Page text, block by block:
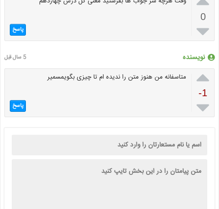
0
 پاسخ
نویسنده 5 سال قبل

-1

متاسفانه من هنوز متن را ندیده ام تا چیزی بگویمسمیر
پاسخ